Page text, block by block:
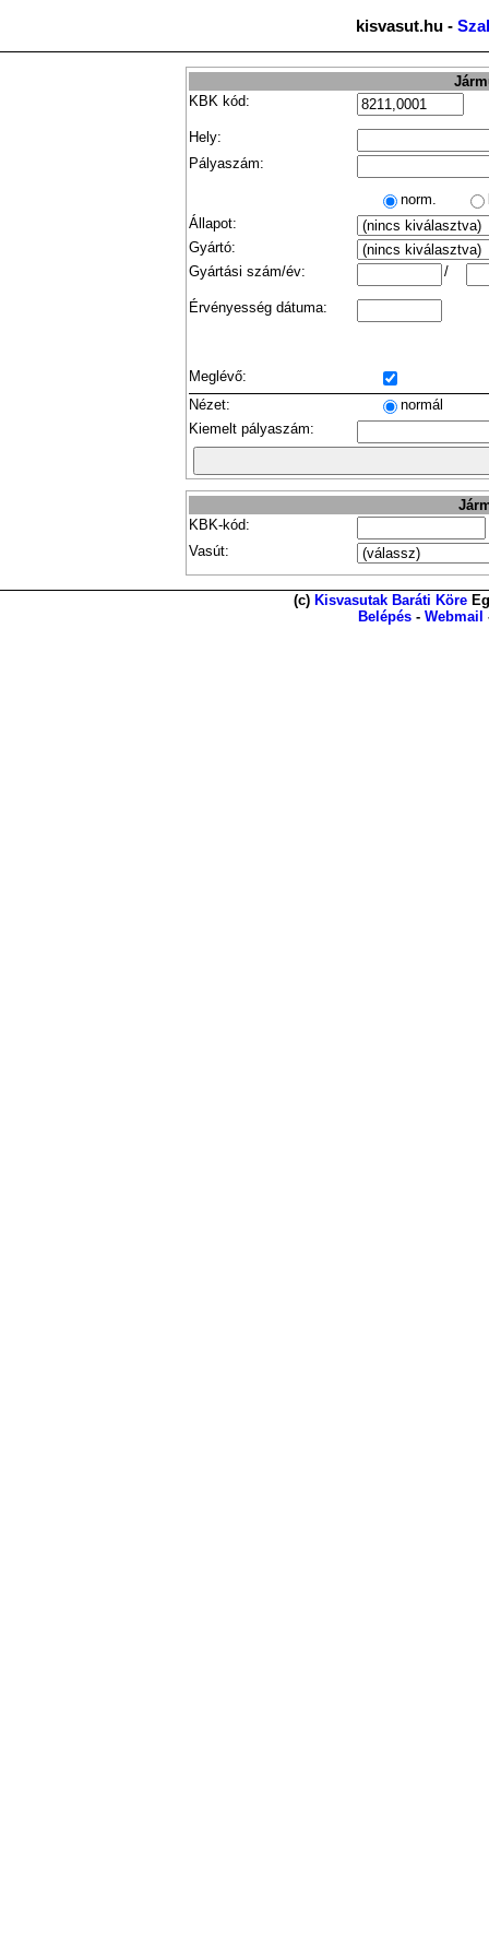
kisvasut.hu -
KBK kód:
Hely:
Pályaszám:
norm.
Állapot:
Gyártó:
Gyártási szám/év:
/
Érvényesség dátuma:
Meglévő:
Nézet:
normál
Kiemelt pályaszám:
KBK-kód:
Vasút:
(c) Kisvasutak Baráti Köre
Belépés - Webmail